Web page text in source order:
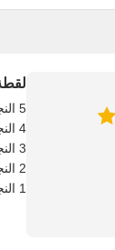
5 النجوم
4 النجوم
3 النجوم
2 النجوم
1 النجوم